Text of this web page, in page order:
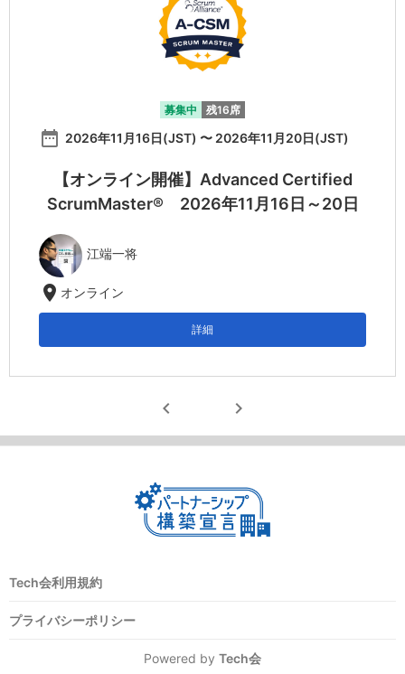
募集中 残16席
date_range 2026年11月16日(JST) 〜 2026年11月20日(JST)
【オンライン開催】Advanced Certified
ScrumMaster® 2026年11月16日～20日
江端一将
location_on オンライン
詳細
chevron_left chevron_right
Tech会利用規約
プライバシーポリシー
Powered by Tech会